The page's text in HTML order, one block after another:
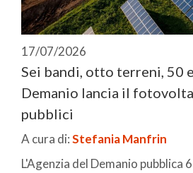
17/07/2026
Sei bandi, otto terreni, 50
Demanio lancia il
pubblici
A cura di:Stefania Manfrin
L'Agenzia del Demanio pubblica